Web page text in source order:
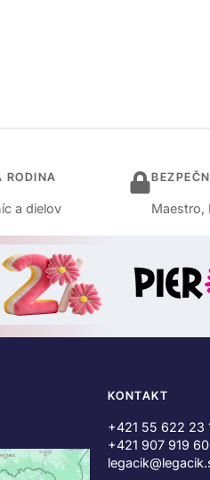
RODINA
a dielov Maestro,
KONTAKT
+421 55 622 23
+421 907 919